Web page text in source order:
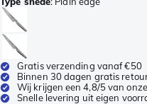
Gratis verzending vanaf €50
Binnen 30 dagen gratis
Wij krijgen een 4,8/5 van
Snelle levering uit eigen